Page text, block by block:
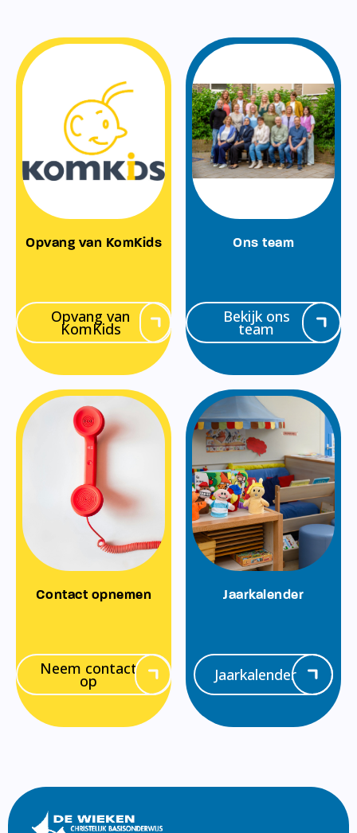
Opvang van KomKids
Opvang van
KomKids
Ons team
Bekijk ons
team
Contact opnemen
Neem contact
op
Jaarkalender
Jaarkalender